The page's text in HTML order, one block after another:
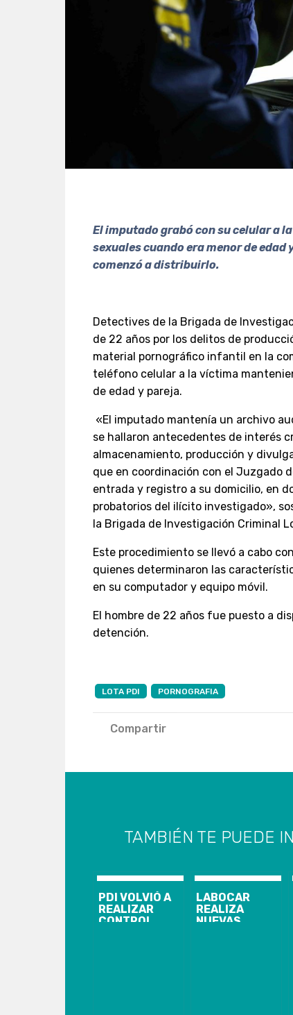
El imputado grabó con su celular a
sexuales cuando era menor de
comenzó a distribuirlo.
Detectives de la Brigada de
de 22 años por los delitos de
material pornográfico infantil en la
teléfono celular a la víctima
de edad y pareja.
«El imputado mantenía un archivo
se hallaron antecedentes de interés
almacenamiento, producción y
que en coordinación con el Juzgado
entrada y registro a su domicilio, en
probatorios del ilícito investigado»,
la Brigada de Investigación Criminal
Este procedimiento se llevó a cabo
quienes determinaron las
en su computador y equipo móvil.
El hombre de 22 años fue puesto a
detención.
LOTA PDI PORNOGRAFIA
Compartir
TAMBIÉN TE PUEDE
PDI VOLVIÓ A
REALIZAR
CONTROL
LABOCAR
REALIZA
NUEVAS